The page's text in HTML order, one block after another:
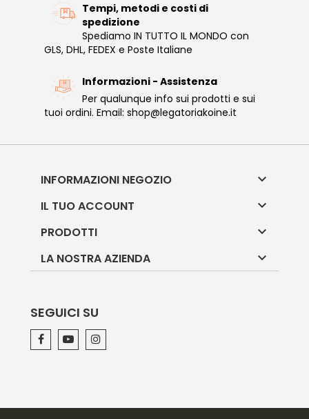
Tempi, metodi e costi di
spedizione
Spediamo IN TUTTO IL MONDO con
GLS, DHL, FEDEX e Poste Italiane
Informazioni - Assistenza
Per qualunque info sui prodotti e sui
tuoi ordini. Email: shop@legatoriakoine.it
INFORMAZIONI NEGOZIO 
IL TUO ACCOUNT 
PRODOTTI 
LA NOSTRA AZIENDA 
SEGUICI SU